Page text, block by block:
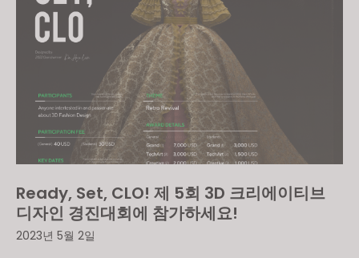
Ready, Set, CLO! 제 5회 3D 크리에이티브
디자인 경진대회에 참가하세요!
2023년 5월 2일